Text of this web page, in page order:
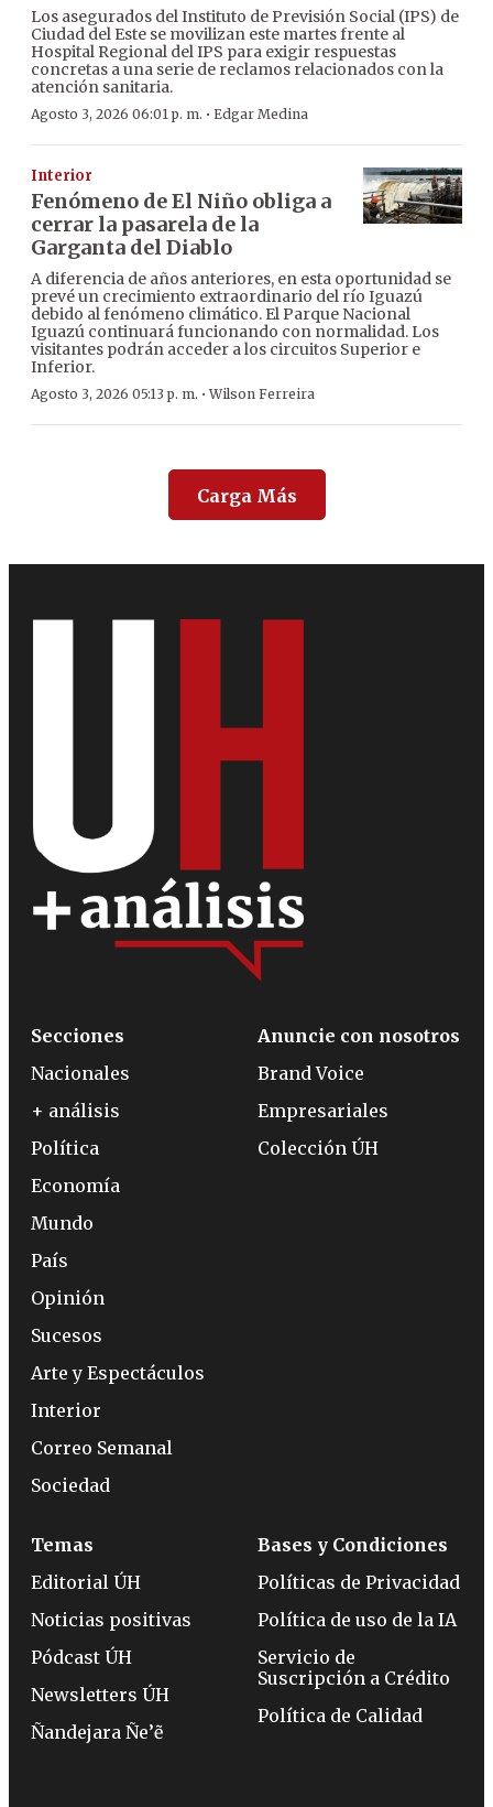
Los asegurados del Instituto de Previsión Social (IPS) de
Ciudad del Este se movilizan este martes frente al
Hospital Regional del IPS para exigir respuestas
concretas a una serie de reclamos relacionados con la
atención sanitaria.
Agosto 3, 2026 06:01 p. m. · Edgar Medina
Interior
Fenómeno de El Niño obliga a
cerrar la pasarela de la
Garganta del Diablo
A diferencia de años anteriores, en esta oportunidad se
prevé un crecimiento extraordinario del río Iguazú
debido al fenómeno climático. El Parque Nacional
Iguazú continuará funcionando con normalidad. Los
visitantes podrán acceder a los circuitos Superior e
Inferior.
Agosto 3, 2026 05:13 p. m. ·Wilson Ferreira
Carga Más
Secciones
Nacionales
+ análisis
Política
Economía
Mundo
País
Opinión
Sucesos
Arte y Espectáculos
Interior
Correo Semanal
Sociedad
Anuncie con nosotros
Brand Voice
Empresariales
Colección ÚH
Temas
Editorial ÚH
Noticias positivas
Pódcast ÚH
Newsletters ÚH
Ñandejara Ñe’ẽ
Bases y Condiciones
Políticas de Privacidad
Política de uso de la IA
Servicio de
Suscripción a Crédito
Política de Calidad